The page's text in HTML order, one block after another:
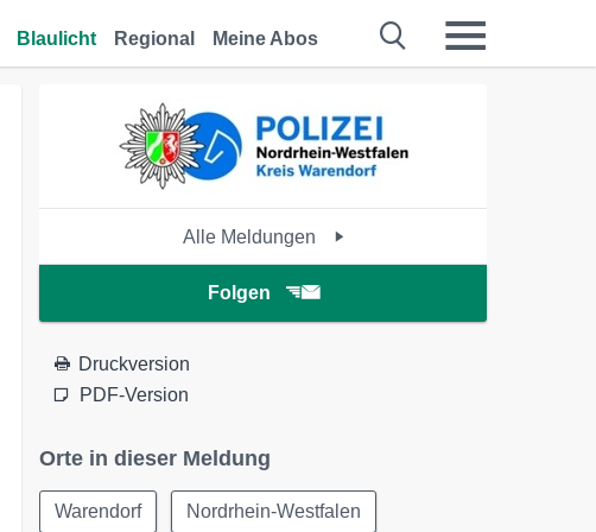
Blaulicht Regional Meine Abos
Alle Meldungen
Folgen
Druckversion
PDF-Version
Orte in dieser Meldung
Warendorf Nordrhein-Westfalen